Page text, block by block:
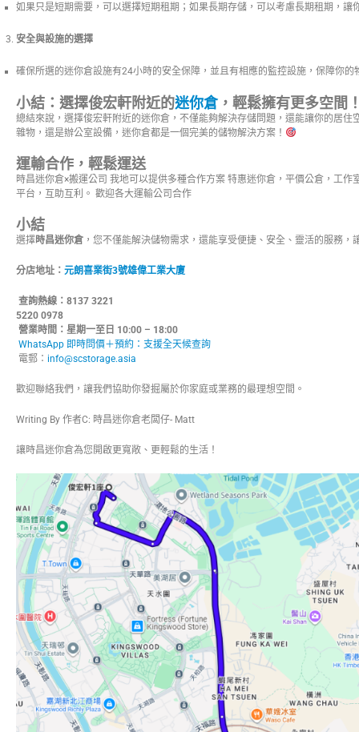
如果只是短期需要，可以選擇短期租期；如果長期存儲，可以考慮長期租期，讓
安全與設施的選擇
確保所選的迷你倉設施有24小時的安全保障，並且有相應的監控設施，保障你的
小結：選擇俊宏軒附近的迷你倉，輕鬆擁有更多空間
總結來說，選擇俊宏軒附近的迷你倉，不僅能夠解決存儲問題，還能讓你的居住
雜物，還是辦公室設備，迷你倉都是一個完美的儲物解決方案！
運輸合作，輕鬆運送
時昌迷你倉×搬運公司 我地可以提供多種合作方案 特惠迷你倉，平價公倉，工作
平台，互助互利。 歡迎各大運輸公司合作
小結
選擇時昌迷你倉 ，您不僅能解決儲物需求，還能享受便捷、安全、靈活的服務，
分店地址： 元朗喜業街3號雄偉工業大廈
查詢熱線：8137 3221 搬
5220 0978
營業時間：星期一至日 10:00 – 18:00
WhatsApp 即時問價＋預約：支援全天候查詢
電郵： info@scstorage.asia
歡迎聯絡我們，讓我們協助你發掘屬於你家庭或業務的最理想空間。
Writing By 作者C: 時昌迷你倉老闆仔- Matt
讓時昌迷你倉為您開啟更寬敞、更輕鬆的生活！